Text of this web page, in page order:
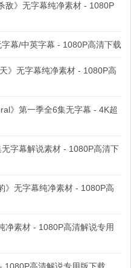
敌》无字幕纯净素材 - 1080P
幕/中英字幕 - 1080P高清下载
》无字幕纯净素材 - 1080P高
》第一季全6集无字幕 - 4K超
字幕解说素材 - 1080P高清下
》无字幕纯净素材 - 1080P高
净素材 - 1080P高清解说专用